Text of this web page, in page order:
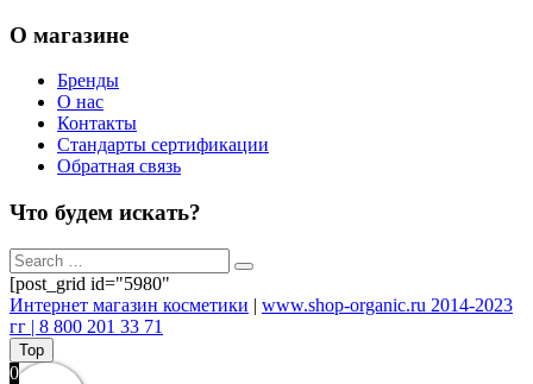
О магазине
Бренды
О нас
Контакты
Стандарты сертификации
Обратная связь
Что будем искать?
[post_grid id="5980"
Интернет магазин косметики | www.shop-organic.ru 2014-2023
гг | 8 800 201 33 71
Top
0